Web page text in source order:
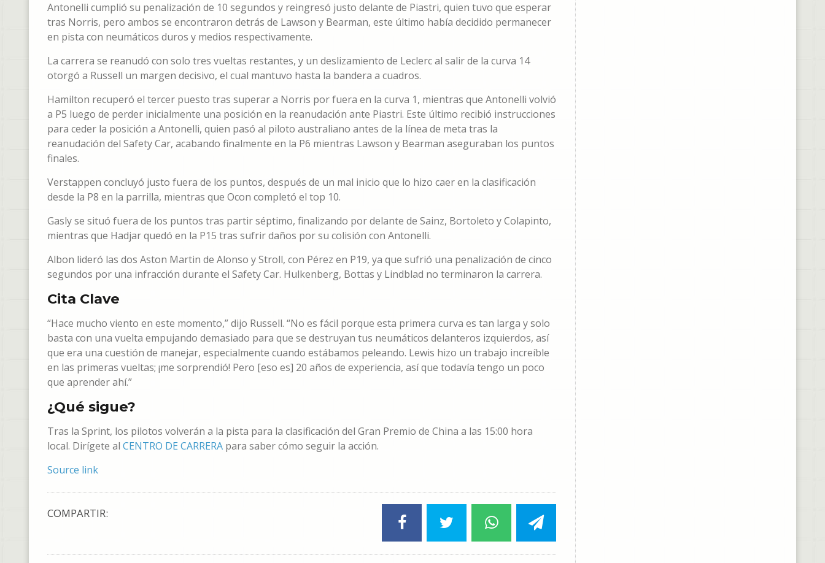
Antonelli cumplió su penalización de 10 segundos y reingresó justo delante de Piastri, quien tuvo que esperar
tras Norris, pero ambos se encontraron detrás de Lawson y Bearman, este último había decidido permanecer
en pista con neumáticos duros y medios respectivamente.
La carrera se reanudó con solo tres vueltas restantes, y un deslizamiento de Leclerc al salir de la curva 14
otorgó a Russell un margen decisivo, el cual mantuvo hasta la bandera a cuadros.
Hamilton recuperó el tercer puesto tras superar a Norris por fuera en la curva 1, mientras que Antonelli volvió
a P5 luego de perder inicialmente una posición en la reanudación ante Piastri. Este último recibió instrucciones
para ceder la posición a Antonelli, quien pasó al piloto australiano antes de la línea de meta tras la
reanudación del Safety Car, acabando finalmente en la P6 mientras Lawson y Bearman aseguraban los puntos
finales.
Verstappen concluyó justo fuera de los puntos, después de un mal inicio que lo hizo caer en la clasificación
desde la P8 en la parrilla, mientras que Ocon completó el top 10.
Gasly se situó fuera de los puntos tras partir séptimo, finalizando por delante de Sainz, Bortoleto y Colapinto,
mientras que Hadjar quedó en la P15 tras sufrir daños por su colisión con Antonelli.
Albon lideró las dos Aston Martin de Alonso y Stroll, con Pérez en P19, ya que sufrió una penalización de cinco
segundos por una infracción durante el Safety Car. Hulkenberg, Bottas y Lindblad no terminaron la carrera.
Cita Clave
“Hace mucho viento en este momento,” dijo Russell. “No es fácil porque esta primera curva es tan larga y solo
basta con una vuelta empujando demasiado para que se destruyan tus neumáticos delanteros izquierdos, así
que era una cuestión de manejar, especialmente cuando estábamos peleando. Lewis hizo un trabajo increíble
en las primeras vueltas; ¡me sorprendió! Pero [eso es] 20 años de experiencia, así que todavía tengo un poco
que aprender ahí.”
¿Qué sigue?
Tras la Sprint, los pilotos volverán a la pista para la clasificación del Gran Premio de China a las 15:00 hora
local. Dirígete al CENTRO DE CARRERA para saber cómo seguir la acción.
Source link
COMPARTIR: